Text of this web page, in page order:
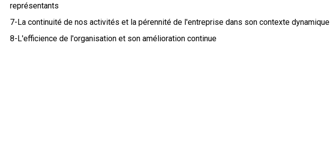
représentants
7-La continuité de nos activités et la pérennité de l'entreprise dans son contexte dynamique
8-L'efficience de l'organisation et son amélioration continue